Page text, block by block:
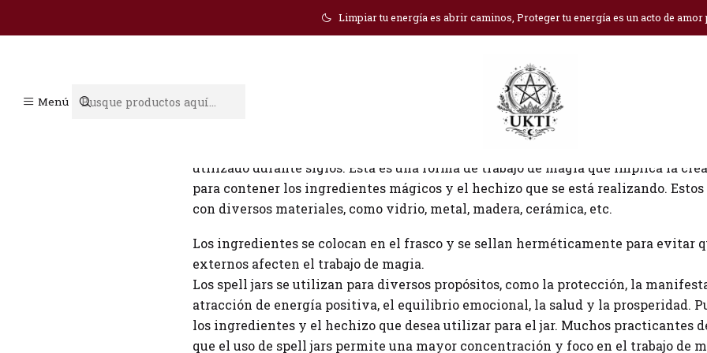
Menú
Limpiar tu energía es abrir caminos, Proteger tu energía es un acto de
Inicio Blog Spell jars
utilizado durante siglos. Esta es una forma de trabajo de magia que implica la
para contener los ingredientes mágicos y el hechizo que se está realizando. Estos
con diversos materiales, como vidrio, metal, madera, cerámica, etc.
Los ingredientes se colocan en el frasco y se sellan herméticamente para evitar
externos afecten el trabajo de magia.
Los spell jars se utilizan para diversos propósitos, como la protección, la
atracción de energía positiva, el equilibrio emocional, la salud y la prosperidad.
los ingredientes y el hechizo que desea utilizar para el jar. Muchos practicantes
que el uso de spell jars permite una mayor concentración y foco en el trabajo de